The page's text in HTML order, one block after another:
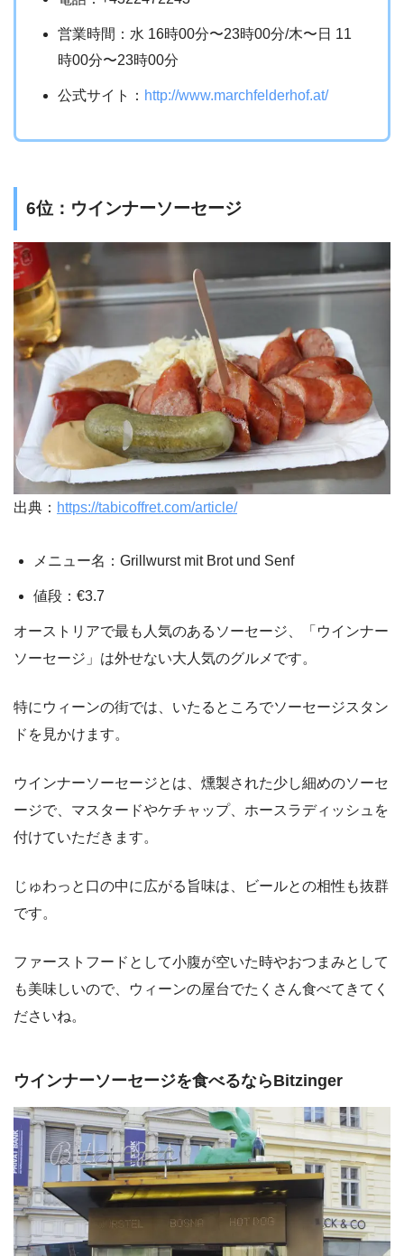
営業時間：水 16時00分〜23時00分/木〜日 11
時00分〜23時00分
公式サイト： http://www.marchfelderhof.at/
6位：ウインナーソーセージ
出典： https://tabicoffret.com/article/
メニュー名：Grillwurst mit Brot und Senf
値段：€3.7
オーストリアで最も人気のあるソーセージ、「ウインナー
ソーセージ」は外せない大人気のグルメです。
特にウィーンの街では、いたるところでソーセージスタン
ドを見かけます。
ウインナーソーセージとは、燻製された少し細めのソーセ
ージで、マスタードやケチャップ、ホースラディッシュを
付けていただきます。
じゅわっと口の中に広がる旨味は、ビールとの相性も抜群
です。
ファーストフードとして小腹が空いた時やおつまみとして
も美味しいので、ウィーンの屋台でたくさん食べてきてく
ださいね。
ウインナーソーセージを食べるならBitzinger